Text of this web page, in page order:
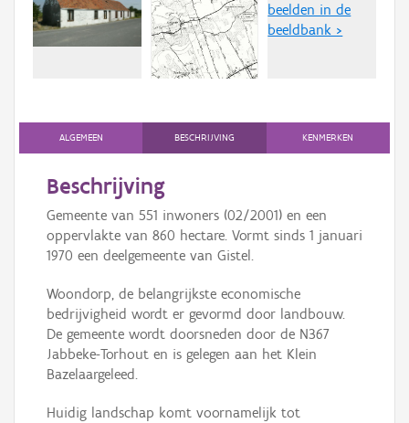
Persoon of collectief
Aanmelden
beelden in de
beeldbank >
ALGEMEEN BESCHRIJVING KENMERKEN
Beschrijving
Gemeente van 551 inwoners (02/2001) en een
oppervlakte van 860 hectare. Vormt sinds 1 januari
1970 een deelgemeente van Gistel.
Woondorp, de belangrijkste economische
bedrijvigheid wordt er gevormd door landbouw.
De gemeente wordt doorsneden door de N367
Jabbeke-Torhout en is gelegen aan het Klein
Bazelaargeleed.
Huidig landschap komt voornamelijk tot